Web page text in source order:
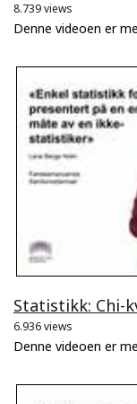
8.739 views
Denne videoen er
Statistikk: Chi-
6.936 views
Denne videoen er